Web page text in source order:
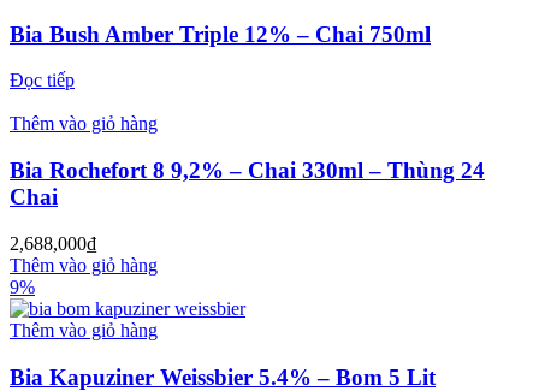
Bia Bush Amber Triple 12% – Chai 750ml
Đọc tiếp
Thêm vào giỏ hàng
Bia Rochefort 8 9,2% – Chai 330ml – Thùng 24
Chai
2,688,000₫
Thêm vào giỏ hàng
9%
Thêm vào giỏ hàng
Bia Kapuziner Weissbier 5.4% – Bom 5 Lit